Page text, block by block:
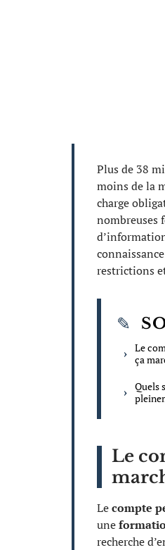
Plus de 38
moins de la
charge
nombreuses
restrictions
Le
ça
Quels
Le
Lecompte
une
recherche